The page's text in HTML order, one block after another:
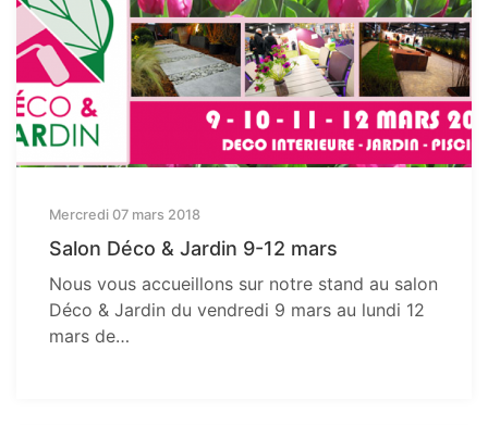
Mercredi 07 mars 2018
Salon Déco & Jardin 9-12 mars
Nous vous accueillons sur notre stand au salon
Déco & Jardin du vendredi 9 mars au lundi 12
mars de…